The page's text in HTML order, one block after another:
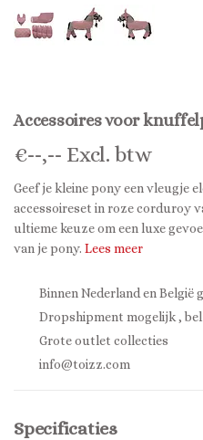
Accessoires voor
€--,-- Excl. btw
Geef je kleine pony een vleugje
accessoireset in roze corduroy
ultieme keuze om een ​​luxe
van je pony. Lees meer
Binnen Nederland en België
Dropshipment mogelijk , bel
Grote outlet collecties
info@toizz.com
Specificaties